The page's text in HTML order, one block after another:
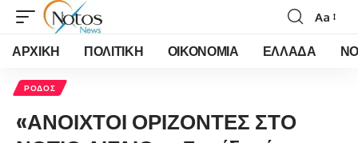
Font
Resizer
Aa
ΑΡΧΙΚΗ ΠΟΛΙΤΙΚΗ ΟΙΚΟΝΟΜΙΑ ΕΛΛΑΔΑ
ΡΟΔΟΣ
«ΑΝΟΙΧΤΟΙ ΟΡΙΖΟΝΤΕΣ ΣΤΟ